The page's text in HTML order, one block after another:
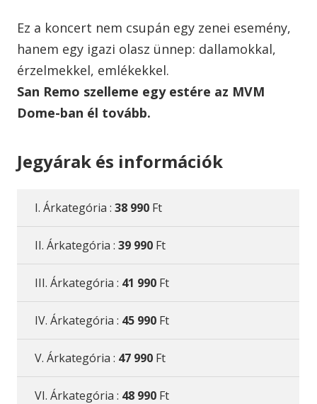
Ez a koncert nem csupán egy zenei esemény,
hanem egy igazi olasz ünnep: dallamokkal,
érzelmekkel, emlékekkel.
San Remo szelleme egy estére az MVM
Dome-ban él tovább.
Jegyárak és információk
I. Árkategória : 38 990 Ft
II. Árkategória : 39 990 Ft
III. Árkategória : 41 990 Ft
IV. Árkategória : 45 990 Ft
V. Árkategória : 47 990 Ft
VI. Árkategória : 48 990 Ft